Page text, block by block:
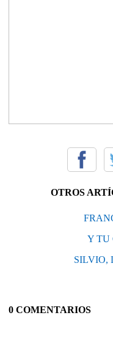
OTROS
Y TU
SILVIO,
0 COMENTARIOS